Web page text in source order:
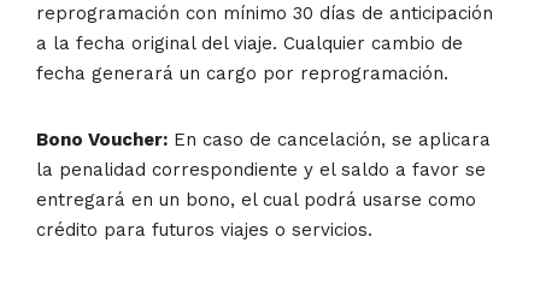
reprogramación con mínimo 30 días de anticipación
a la fecha original del viaje. Cualquier cambio de
fecha generará un cargo por reprogramación.
Bono Voucher: En caso de cancelación, se aplicara
la penalidad correspondiente y el saldo a favor se
entregará en un bono, el cual podrá usarse como
crédito para futuros viajes o servicios.